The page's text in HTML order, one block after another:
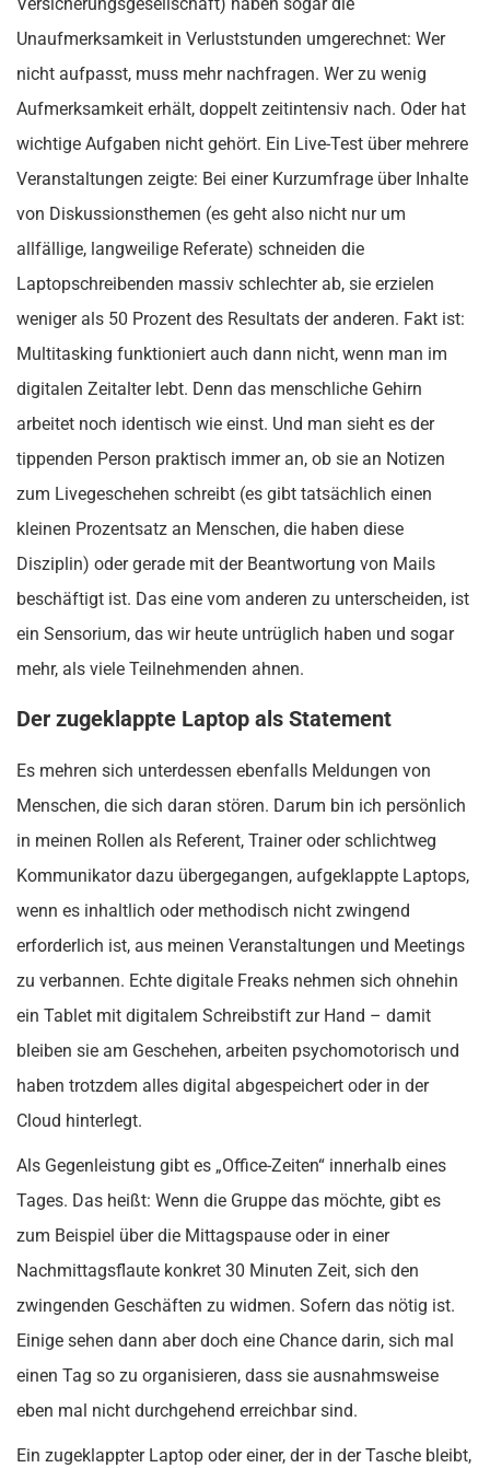
Unaufmerksamkeit in Verluststunden umgerechnet: Wer
nicht aufpasst, muss mehr nachfragen. Wer zu wenig
Aufmerksamkeit erhält, doppelt zeitintensiv nach. Oder hat
wichtige Aufgaben nicht gehört. Ein Live-Test über mehrere
Veranstaltungen zeigte: Bei einer Kurzumfrage über Inhalte
von Diskussionsthemen (es geht also nicht nur um
allfällige, langweilige Referate) schneiden die
Laptopschreibenden massiv schlechter ab, sie erzielen
weniger als 50 Prozent des Resultats der anderen. Fakt ist:
Multitasking funktioniert auch dann nicht, wenn man im
digitalen Zeitalter lebt. Denn das menschliche Gehirn
arbeitet noch identisch wie einst. Und man sieht es der
tippenden Person praktisch immer an, ob sie an Notizen
zum Livegeschehen schreibt (es gibt tatsächlich einen
kleinen Prozentsatz an Menschen, die haben diese
Disziplin) oder gerade mit der Beantwortung von Mails
beschäftigt ist. Das eine vom anderen zu unterscheiden, ist
ein Sensorium, das wir heute untrüglich haben und sogar
mehr, als viele Teilnehmenden ahnen.
Der zugeklappte Laptop als Statement
Es mehren sich unterdessen ebenfalls Meldungen von
Menschen, die sich daran stören. Darum bin ich persönlich
in meinen Rollen als Referent, Trainer oder schlichtweg
Kommunikator dazu übergegangen, aufgeklappte Laptops,
wenn es inhaltlich oder methodisch nicht zwingend
erforderlich ist, aus meinen Veranstaltungen und Meetings
zu verbannen. Echte digitale Freaks nehmen sich ohnehin
ein Tablet mit digitalem Schreibstift zur Hand – damit
bleiben sie am Geschehen, arbeiten psychomotorisch und
haben trotzdem alles digital abgespeichert oder in der
Cloud hinterlegt.
Als Gegenleistung gibt es „Office-Zeiten“ innerhalb eines
Tages. Das heißt: Wenn die Gruppe das möchte, gibt es
zum Beispiel über die Mittagspause oder in einer
Nachmittagsflaute konkret 30 Minuten Zeit, sich den
zwingenden Geschäften zu widmen. Sofern das nötig ist.
Einige sehen dann aber doch eine Chance darin, sich mal
einen Tag so zu organisieren, dass sie ausnahmsweise
eben mal nicht durchgehend erreichbar sind.
Ein zugeklappter Laptop oder einer, der in der Tasche bleibt,